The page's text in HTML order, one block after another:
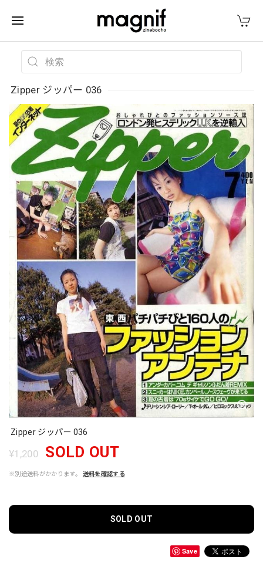
Zipper ジッパー 036
Zipper ジッパー 036
¥1,200 SOLD OUT
※別途送料がかかります。 送料を確認する
SOLD OUT
Save